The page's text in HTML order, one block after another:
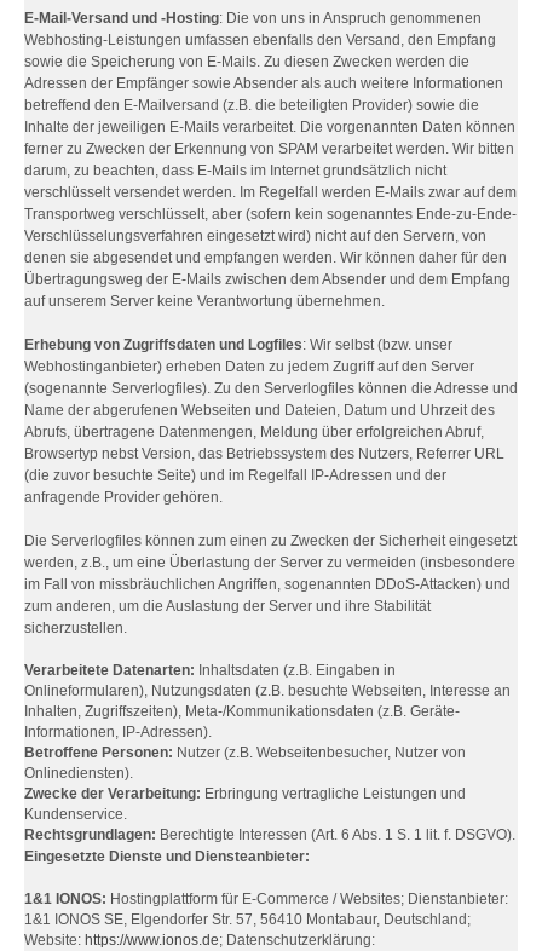
E-Mail-Versand und -Hosting: Die von uns in Anspruch genommenen
Webhosting-Leistungen umfassen ebenfalls den Versand, den Empfang
sowie die Speicherung von E-Mails. Zu diesen Zwecken werden die
Adressen der Empfänger sowie Absender als auch weitere Informationen
betreffend den E-Mailversand (z.B. die beteiligten Provider) sowie die
Inhalte der jeweiligen E-Mails verarbeitet. Die vorgenannten Daten können
ferner zu Zwecken der Erkennung von SPAM verarbeitet werden. Wir bitten
darum, zu beachten, dass E-Mails im Internet grundsätzlich nicht
verschlüsselt versendet werden. Im Regelfall werden E-Mails zwar auf dem
Transportweg verschlüsselt, aber (sofern kein sogenanntes Ende-zu-Ende-
Verschlüsselungsverfahren eingesetzt wird) nicht auf den Servern, von
denen sie abgesendet und empfangen werden. Wir können daher für den
Übertragungsweg der E-Mails zwischen dem Absender und dem Empfang
auf unserem Server keine Verantwortung übernehmen.
Erhebung von Zugriffsdaten und Logfiles: Wir selbst (bzw. unser
Webhostinganbieter) erheben Daten zu jedem Zugriff auf den Server
(sogenannte Serverlogfiles). Zu den Serverlogfiles können die Adresse und
Name der abgerufenen Webseiten und Dateien, Datum und Uhrzeit des
Abrufs, übertragene Datenmengen, Meldung über erfolgreichen Abruf,
Browsertyp nebst Version, das Betriebssystem des Nutzers, Referrer URL
(die zuvor besuchte Seite) und im Regelfall IP-Adressen und der
anfragende Provider gehören.
Die Serverlogfiles können zum einen zu Zwecken der Sicherheit eingesetzt
werden, z.B., um eine Überlastung der Server zu vermeiden (insbesondere
im Fall von missbräuchlichen Angriffen, sogenannten DDoS-Attacken) und
zum anderen, um die Auslastung der Server und ihre Stabilität
sicherzustellen.
Verarbeitete Datenarten: Inhaltsdaten (z.B. Eingaben in
Onlineformularen), Nutzungsdaten (z.B. besuchte Webseiten, Interesse an
Inhalten, Zugriffszeiten), Meta-/Kommunikationsdaten (z.B. Geräte-
Informationen, IP-Adressen).
Betroffene Personen: Nutzer (z.B. Webseitenbesucher, Nutzer von
Onlinediensten).
Zwecke der Verarbeitung: Erbringung vertragliche Leistungen und
Kundenservice.
Rechtsgrundlagen: Berechtigte Interessen (Art. 6 Abs. 1 S. 1 lit. f. DSGVO).
Eingesetzte Dienste und Diensteanbieter:
1&1 IONOS: Hostingplattform für E-Commerce / Websites; Dienstanbieter:
1&1 IONOS SE, Elgendorfer Str. 57, 56410 Montabaur, Deutschland;
Website: https://www.ionos.de; Datenschutzerklärung: